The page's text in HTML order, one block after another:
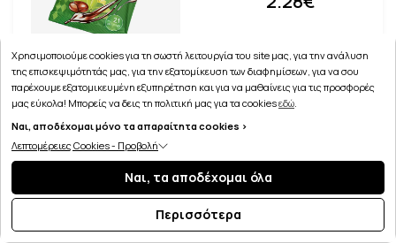
Phytovex Φυτικές
Καραμέλες για τον
Πονόλαιμο 20 Δισκία
3.50€
Χρησιμοποιούμε cookies για τη σωστή λειτουργία του site μας, για την ανάλυση
της επισκεψιμότητάς μας, για την εξατομίκευση των διαφημίσεων, για να σου
παρέχουμε εξατομικευμένη εξυπηρέτηση και για να μαθαίνεις για τις προσφορές
μας εύκολα! Μπορείς να δεις τη πολιτική μας για τα cookiesεδώ.
Ναι, αποδέχομαι μόνο τα απαραίτητα cookies >
Λεπτομέρειες Cookies - Προβολή
Ναι, τα αποδέχομαι όλα
Περισσότερα